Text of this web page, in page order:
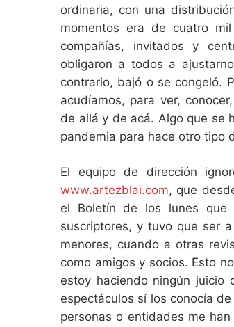
ordinaria, con una
momentos era de cuatro
compañías, invitados y
obligaron a todos a
contrario, bajó o se congeló.
acudíamos, para ver,
de allá y de acá. Algo que se
pandemia para hace otro tipo
El equipo de dirección
www.artezblai.com, que
el Boletín de los lunes
suscriptores, y tuvo que ser
menores, cuando a otras
como amigos y socios. Esto
estoy haciendo ningún
espectáculos sí los conocía
personas o entidades me